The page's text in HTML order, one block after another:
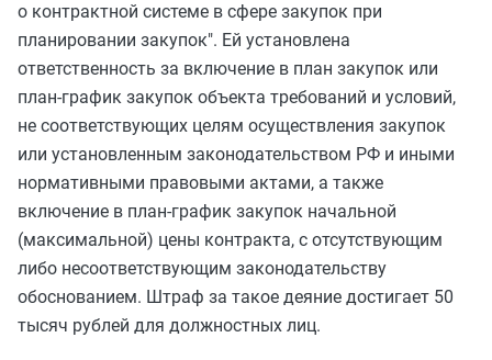
о контрактной системе в сфере закупок при
планировании закупок". Ей установлена
ответственность за включение в план закупок или
план-график закупок объекта требований и условий,
не соответствующих целям осуществления закупок
или установленным законодательством РФ и иными
нормативными правовыми актами, а также
включение в план-график закупок начальной
(максимальной) цены контракта, с отсутствующим
либо несоответствующим законодательству
обоснованием. Штраф за такое деяние достигает 50
тысяч рублей для должностных лиц.